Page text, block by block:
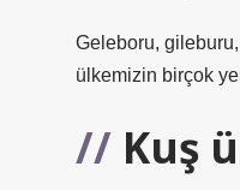
Geleboru,
ülkemizin birçok
Kuş